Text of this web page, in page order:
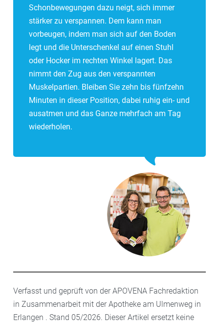
Schonbewegungen dazu neigt, sich immer
stärker zu verspannen. Dem kann man
vorbeugen, indem man sich auf den Boden
legt und die Unterschenkel auf einen Stuhl
oder Hocker im rechten Winkel lagert. Das
nimmt den Zug aus den verspannten
Muskelpartien. Bleiben Sie zehn bis fünfzehn
Minuten in dieser Position, dabei ruhig ein- und
ausatmen und das Ganze mehrfach am Tag
wiederholen.
Verfasst und geprüft von der APOVENA Fachredaktion
in Zusammenarbeit mit der Apotheke am Ulmenweg in
Erlangen . Stand 05/2026. Dieser Artikel ersetzt keine